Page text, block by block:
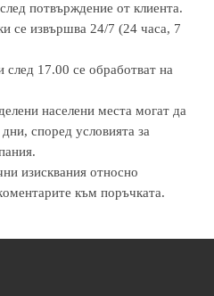
потвърждение от клиента.
се извършва 24/7 (24 часа, 7
17.00 се обработват на
населени места могат да
според условията за
изисквания относно
към поръчката.